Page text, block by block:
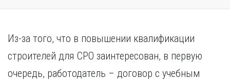
Из-за того, что в повышении квалификации
строителей для СРО заинтересован, в первую
очередь, работодатель – договор с учебным